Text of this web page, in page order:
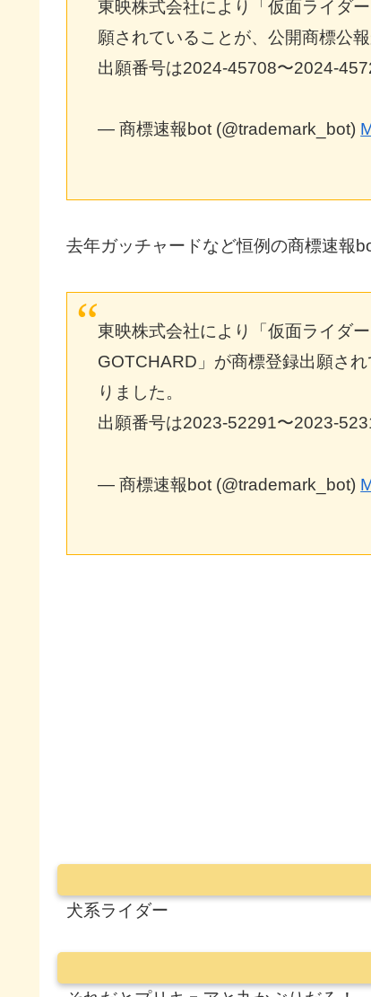
東映株式会社により「仮面ライダ
願されていることが、公開商標公
出願番号は2024-45708〜2024-
— 商標速報bot (@trademark_bot)
去年ガッチャードなど恒例の商標速報
東映株式会社により「仮面ライダ
GOTCHARD」が商標登録出願さ
りました。
出願番号は2023-52291〜2023-
— 商標速報bot (@trademark_bot)
犬系ライダー